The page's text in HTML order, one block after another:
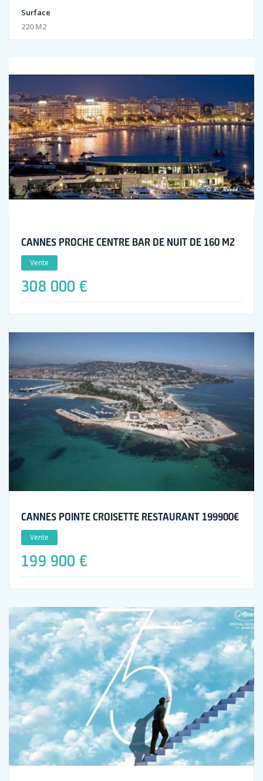
Surface
220 M2
CANNES PROCHE CENTRE BAR DE NUIT DE 160 M2
Vente
308 000 €
CANNES POINTE CROISETTE RESTAURANT 199900€
Vente
199 900 €